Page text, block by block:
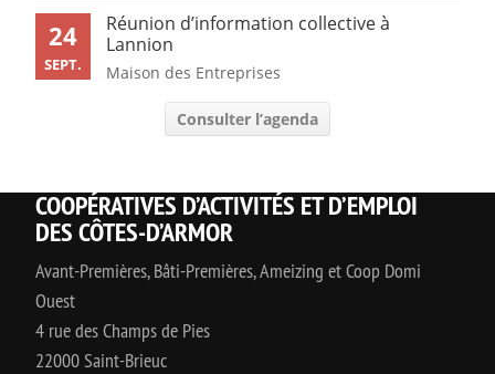
24
SEPT.
Réunion d’information collective à
Lannion
Maison des Entreprises
Consulter l’agenda
COOPÉRATIVES D’ACTIVITÉS ET D’EMPLOI
DES CÔTES-D’ARMOR
Avant-Premières, Bâti-Premières, Ameizing et Coop Domi
Ouest
4 rue des Champs de Pies
22000 Saint-Brieuc